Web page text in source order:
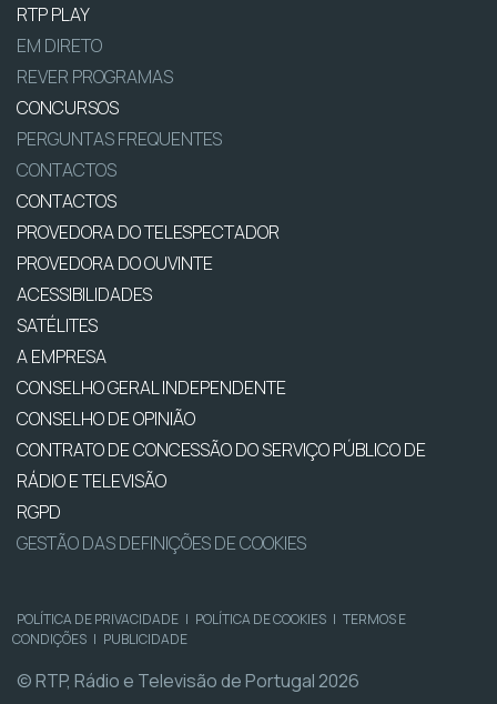
RTP PLAY
EM DIRETO
REVER PROGRAMAS
CONCURSOS
PERGUNTAS FREQUENTES
CONTACTOS
CONTACTOS
PROVEDORA DO TELESPECTADOR
PROVEDORA DO OUVINTE
ACESSIBILIDADES
SATÉLITES
A EMPRESA
CONSELHO GERAL INDEPENDENTE
CONSELHO DE OPINIÃO
CONTRATO DE CONCESSÃO DO SERVIÇO PÚBLICO DE
RÁDIO E TELEVISÃO
RGPD
GESTÃO DAS DEFINIÇÕES DE COOKIES
POLÍTICA DE PRIVACIDADE | POLÍTICA DE COOKIES | TERMOS E
CONDIÇÕES | PUBLICIDADE
© RTP, Rádio e Televisão de Portugal 2026